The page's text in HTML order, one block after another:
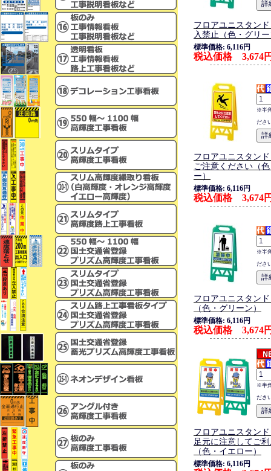
フロアユニスタン
入禁止（色・グリ
標準価格: 6,116円
税込価格 3,674
※半
ださ
フロアユニスタン
ご注意ください（
ー）
標準価格: 6,116円
税込価格 3,674
※半
ださ
フロアユニスタン
（色・グリーン）
標準価格: 6,116円
税込価格 3,674
※半
ださ
フロアユニスタン
足元に注意してご
（色・イエロー）
標準価格: 6,116円